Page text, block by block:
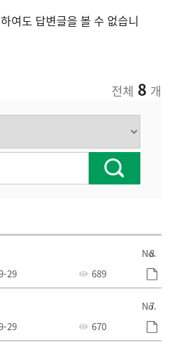
여도 답변글을 볼 수 없습니
전체 8 개
8
29 689
7
29 670